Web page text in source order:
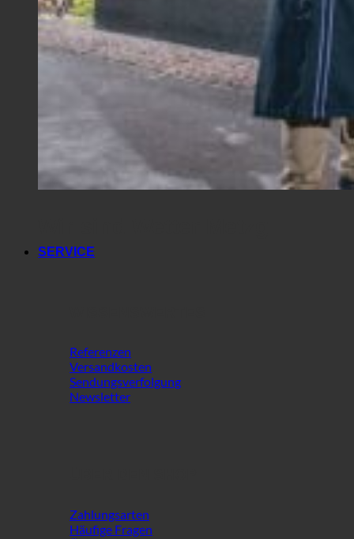
SERVICE
Referenzen
Versandkosten
Sendungsverfolgung
Newsletter
Zahlungsarten
Häufige Fragen